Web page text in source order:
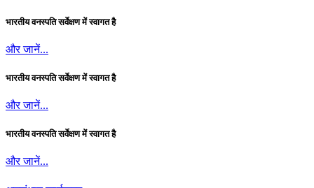
भारतीय वनस्पति सर्वेक्षण में स्वागत है
और जानें...
भारतीय वनस्पति सर्वेक्षण में स्वागत है
और जानें...
भारतीय वनस्पति सर्वेक्षण में स्वागत है
और जानें...